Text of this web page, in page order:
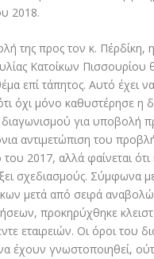
2018.
της προς τον κ. Πέρδίκη,
Κατοίκων Πισσουρίου
επί τάπητος. Αυτό έχει
όχι μόνο καθυστέρησε η
διαγωνισμού για υποβολή
αντιμετώπιση του
2017, αλλά φαίνεται
σχεδιασμούς. Σύμφωνα
μετά από σειρά
προκηρύχθηκε
εταιρειών. Οι όροι του
έχουν γνωστοποιηθεί,